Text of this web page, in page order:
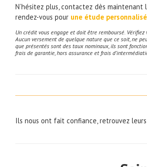
N’hésitez plus, contactez dès
rendez-vous pour une étude
Un crédit vous engage et doit être remboursé.
Aucun versement de quelque nature que ce soit, ne
que présentés sont des taux nominaux, ils sont
frais de garantie, hors assurance et frais
Ils nous ont fait confiance, retrouvez